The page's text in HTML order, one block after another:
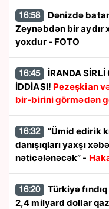
16:58
Zeynəbdən bir aydır
yoxdur - FOTO
16:45
İDDİASI! Pezeşkian
bir-birini görmədən
16:32
danışıqları yaxşı
nəticələnəcək” -
16:20
2,4 milyard dollar